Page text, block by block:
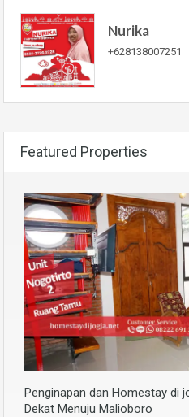
Nurika
+628138007251
Featured Properties
Penginapan dan Homestay di
Dekat Menuju Malioboro